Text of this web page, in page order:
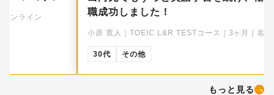
職成功しました！
小原 寛人｜TOEIC L&R TESTコース｜3ヶ月｜名古屋校
もっと見る